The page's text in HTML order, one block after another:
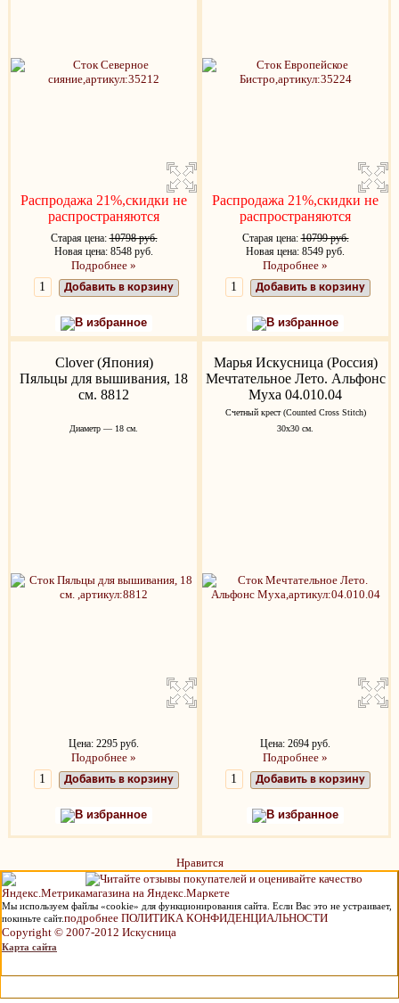
Распродажа 21%,скидки не
распространяются
Старая цена:10798 руб.
Новая цена: 8548 руб.
Подробнее »
Добавить в корзину
В избранное
Распродажа 21%,скидки не
распространяются
Старая цена:10799 руб.
Новая цена: 8549 руб.
Подробнее »
Добавить в корзину
В избранное
Clover (Япония)
Пяльцы для вышивания, 18
см. 8812
Диаметр — 18 см.
Цена: 2295 руб.
Подробнее »
Добавить в корзину
В избранное
Марья Искусница (Россия)
Мечтательное Лето. Альфонс
Муха 04.010.04
Счетный крест (Counted Cross Stitch)
30x30 см.
Цена: 2694 руб.
Подробнее »
Добавить в корзину
В избранное
Нравится
Мы используем файлы «cookie» для функционирования сайта. Если Вас это не устраивает,
покиньте сайт.подробнее ПОЛИТИКА КОНФИДЕНЦИАЛЬНОСТИ
Copyright © 2007-2012 Искусница
Карта сайта